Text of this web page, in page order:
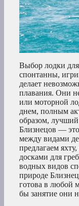
Выбор лодки
спонтанны,
делает
плавания. Они
или моторной
днем, полным
образом,
Близнецов —
между видами
предлагаем
досками для
водных видов
природе
готова в любой
бы занятие они